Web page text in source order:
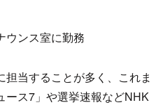
ウンス室に勤務
当することが多く、これま
ース7」や選挙速報などNHK